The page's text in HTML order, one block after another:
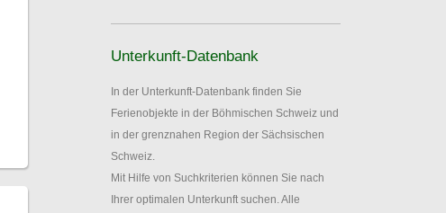
Unterkunft-Datenbank
In der Unterkunft-Datenbank finden Sie
Ferienobjekte in der Böhmischen Schweiz und
in der grenznahen Region der Sächsischen
Schweiz.
Mit Hilfe von Suchkriterien können Sie nach
Ihrer optimalen Unterkunft suchen. Alle